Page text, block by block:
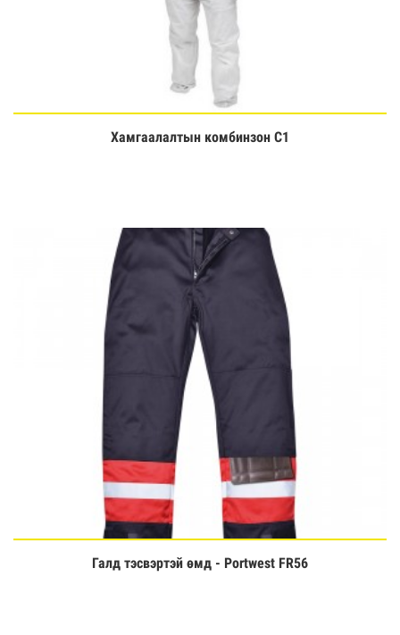
Үзэх
Хамгаалалтын комбинзон C1
Үзэх
Галд тэсвэртэй өмд - Portwest FR56